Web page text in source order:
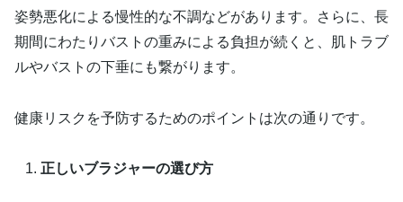
姿勢悪化による慢性的な不調などがあります。さらに、長
期間にわたりバストの重みによる負担が続くと、肌トラブ
ルやバストの下垂にも繋がります。
健康リスクを予防するためのポイントは次の通りです。
正しいブラジャーの選び方